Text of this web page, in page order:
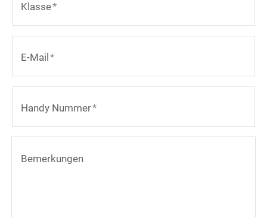
Klasse*
E-Mail *
Handy Nummer*
Bemerkungen